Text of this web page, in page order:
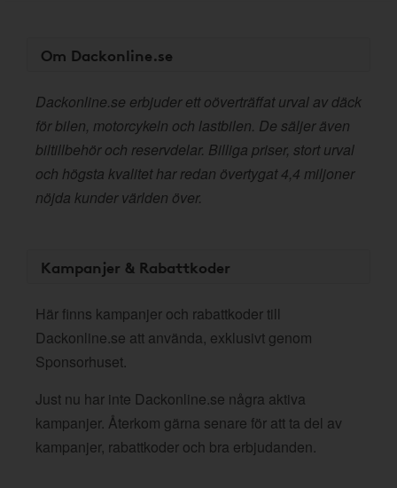
Om Dackonline.se
Dackonline.se erbjuder ett oöverträffat urval av däck
för bilen, motorcykeln och lastbilen. De säljer även
biltillbehör och reservdelar. Billiga priser, stort urval
och högsta kvalitet har redan övertygat 4,4 miljoner
nöjda kunder världen över.
Kampanjer & Rabattkoder
Här finns kampanjer och rabattkoder till
Dackonline.se att använda, exklusivt genom
Sponsorhuset.
Just nu har inte Dackonline.se några aktiva
kampanjer. Återkom gärna senare för att ta del av
kampanjer, rabattkoder och bra erbjudanden.